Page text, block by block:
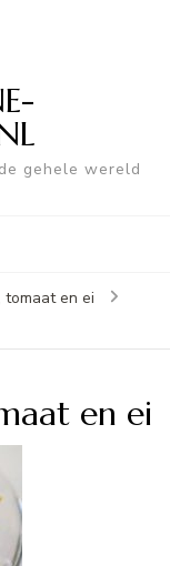
gehele wereld
tomaat en ei
en ei